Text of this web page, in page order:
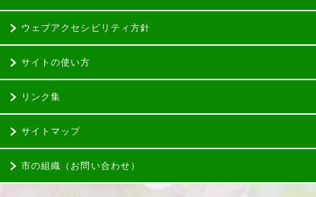
ウェブアクセシビリティ方針
サイトの使い方
リンク集
サイトマップ
市の組織（お問い合わせ）